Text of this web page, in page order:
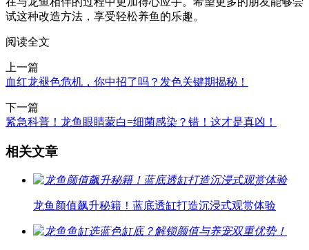
试这种改造方法，享受轻松养鱼的乐趣。
阅读全文
上一篇
血红龙褪色危机，你中招了吗？发色关键期揭秘！
下一篇
紧急科普！龙鱼眼睛蒙白=细菌感染？错！这才是真凶！
相关文章
龙鱼颜值飙升秘籍！蓝底透缸打造沉浸式观赏体验